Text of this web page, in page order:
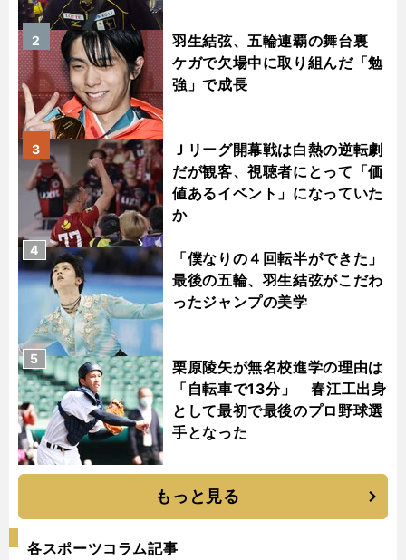
羽生結弦、五輪連覇の舞台裏
ケガで欠場中に取り組んだ「勉
強」で成長
2
Ｊリーグ開幕戦は白熱の逆転劇
だが観客、視聴者にとって「価
値あるイベント」になっていた
か
3
「僕なりの４回転半ができた」
最後の五輪、羽生結弦がこだわ
ったジャンプの美学
4
栗原陵矢が無名校進学の理由は
「自転車で13分」 春江工出身
として最初で最後のプロ野球選
手となった
5
もっと見る
各スポーツコラム記事